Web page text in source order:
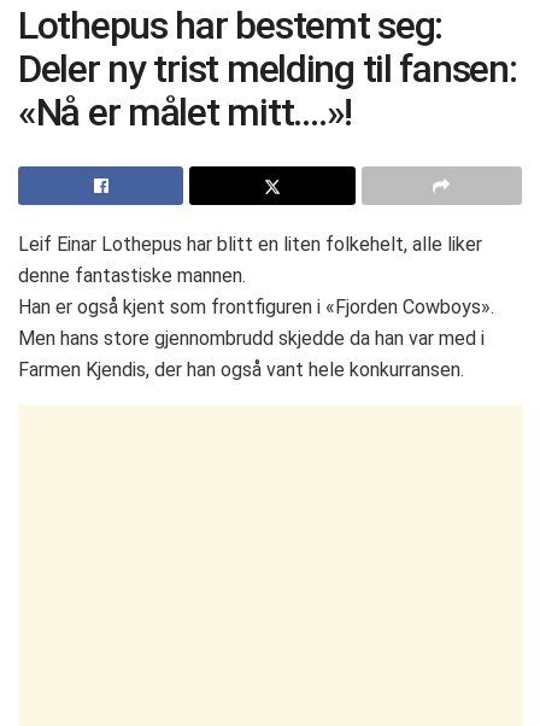
Lothepus har bestemt seg:
Deler ny trist melding til fansen:
«Nå er målet mitt….»!
Leif Einar Lothepus har blitt en liten folkehelt, alle liker
denne fantastiske mannen.
Han er også kjent som frontfiguren i «Fjorden Cowboys».
Men hans store gjennombrudd skjedde da han var med i
Farmen Kjendis, der han også vant hele konkurransen.